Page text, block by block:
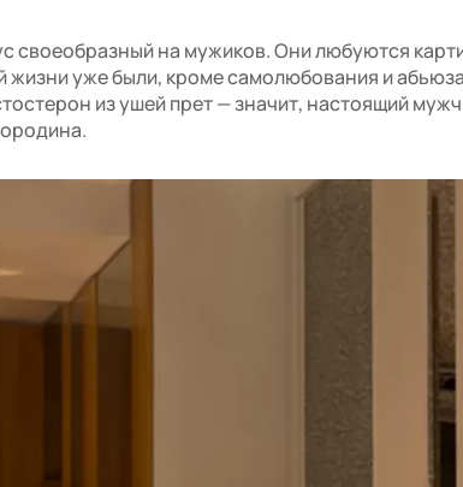
своеобразный на мужиков. Они любуются
жизни уже были, кроме самолюбования и
из ушей прет — значит, настоящий